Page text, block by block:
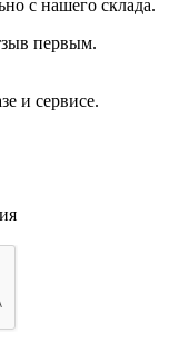
с нашего склада.
первым.
и сервисе.